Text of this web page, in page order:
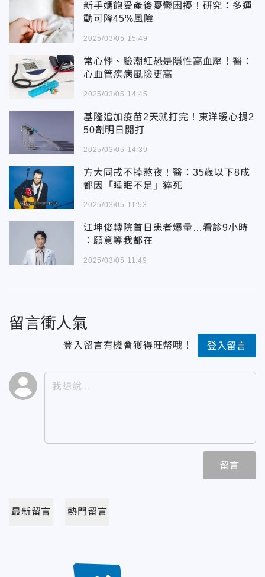
新手媽飽受產後憂鬱困擾！研究：多運
動可降45%風險
2025/03/05 15:49
常心悸、臉潮紅恐是隱性高血壓！醫：
心血管疾病風險更高
2025/03/05 14:45
基隆追加疫苗2天就打完！東洋暖心捐2
50劑明日開打
2025/03/05 14:39
方大同戒不掉熬夜！醫：35歲以下8成
都因「睡眠不足」猝死
2025/03/05 11:53
江坤俊轉院首日患者爆量…看診9小時
：願意等我都在
2025/03/05 11:49
留言衝人氣
登入留言有機會獲得旺幣哦！ 登入留言
留言
最新留言 熱門留言